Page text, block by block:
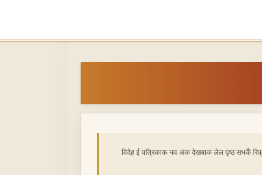
विदेह ई पत्रिकाक नव अंक देखबाक लेल पृष्ठ सभकेँ